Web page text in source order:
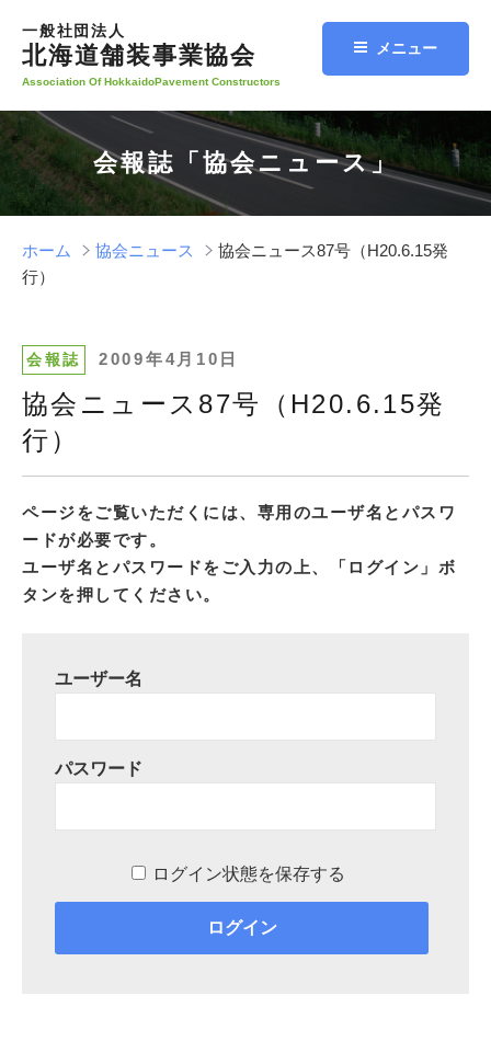
ツ
へ
ス
一般社団法人
北海道舗装事業協会
Association Of HokkaidoPavement Constructors
メニュー
会報誌「協会ニュース」
ホーム 協会ニュース
協会ニュース87号（H20.6.15発
行）
会報誌
投
日:
2009年4月10日
協会ニュース87号（H20.6.15発
行）
ページをご覧いただくには、専用のユーザ名とパスワ
ードが必要です。
ユーザ名とパスワードをご入力の上、「ログイン」ボ
タンを押してください。
ユーザー名
パスワード
ログイン状態を保存する